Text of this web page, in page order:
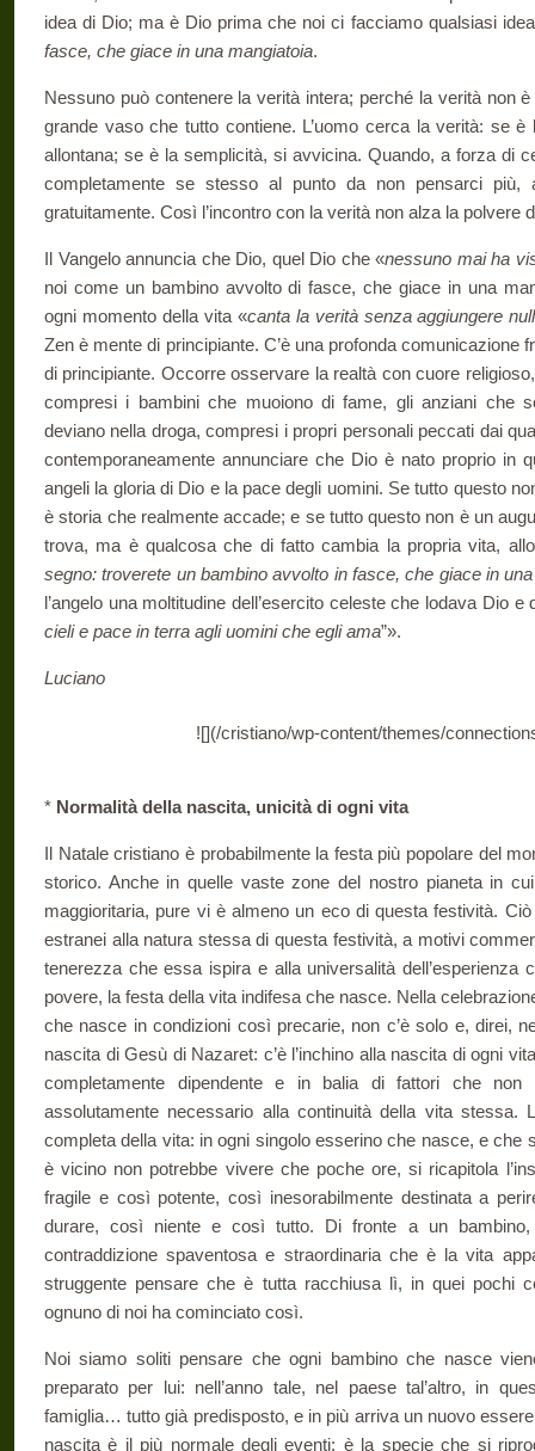
idea di Dio; ma è Dio prima che noi ci facciamo qualsiasi
fasce, che giace in una mangiatoia.
Nessuno può contenere la verità intera; perché la verità non
grande vaso che tutto contiene. L’uomo cerca la verità: se
allontana; se è la semplicità, si avvicina. Quando, a forza di
completamente se stesso al punto da non pensarci più,
gratuitamente. Così l’incontro con la verità non alza la polvere
Il Vangelo annuncia che Dio, quel Dio che «nessuno mai ha
noi come un bambino avvolto di fasce, che giace in una
ogni momento della vita «canta la verità senza aggiungere
Zen è mente di principiante. C’è una profonda comunicazione
di principiante. Occorre osservare la realtà con cuore
compresi i bambini che muoiono di fame, gli anziani che
deviano nella droga, compresi i propri personali peccati dai
contemporaneamente annunciare che Dio è nato proprio in
angeli la gloria di Dio e la pace degli uomini. Se tutto questo
è storia che realmente accade; e se tutto questo non è un
trova, ma è qualcosa che di fatto cambia la propria vita,
segno: troverete un bambino avvolto in fasce, che giace in
l’angelo una moltitudine dell’esercito celeste che lodava Dio e
cieli e pace in terra agli uomini che egli ama”».
Luciano
![](/cristiano/wp-content/themes/
* Normalità della nascita, unicità di ogni vita
Il Natale cristiano è probabilmente la festa più popolare del
storico. Anche in quelle vaste zone del nostro pianeta in
maggioritaria, pure vi è almeno un eco di questa festività.
estranei alla natura stessa di questa festività, a motivi
tenerezza che essa ispira e alla universalità dell’esperienza
povere, la festa della vita indifesa che nasce. Nella
che nasce in condizioni così precarie, non c’è solo e, direi,
nascita di Gesù di Nazaret: c’è l’inchino alla nascita di ogni
completamente dipendente e in balia di fattori che non
assolutamente necessario alla continuità della vita
completa della vita: in ogni singolo esserino che nasce, e che
è vicino non potrebbe vivere che poche ore, si ricapitola
fragile e così potente, così inesorabilmente destinata a
durare, così niente e così tutto. Di fronte a un
contraddizione spaventosa e straordinaria che è la vita
struggente pensare che è tutta racchiusa lì, in quei pochi
ognuno di noi ha cominciato così.
Noi siamo soliti pensare che ogni bambino che nasce
preparato per lui: nell’anno tale, nel paese tal’altro, in
famiglia… tutto già predisposto, e in più arriva un nuovo
nascita è il più normale degli eventi: è la specie che si